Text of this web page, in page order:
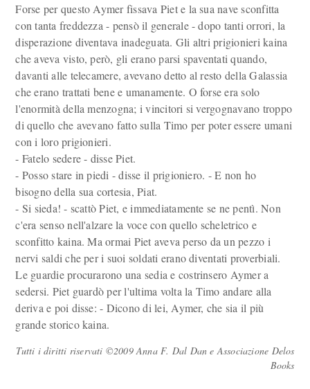
Forse per questo Aymer fissava Piet e la sua nave sconfitta
con tanta freddezza - pensò il generale - dopo tanti orrori, la
disperazione diventava inadeguata. Gli altri prigionieri kaina
che aveva visto, però, gli erano parsi spaventati quando,
davanti alle telecamere, avevano detto al resto della Galassia
che erano trattati bene e umanamente. O forse era solo
l'enormità della menzogna; i vincitori si vergognavano troppo
di quello che avevano fatto sulla Timo per poter essere umani
con i loro prigionieri.
- Fatelo sedere - disse Piet.
- Posso stare in piedi - disse il prigioniero. - E non ho
bisogno della sua cortesia, Piat.
- Si sieda! - scattò Piet, e immediatamente se ne pentì. Non
c'era senso nell'alzare la voce con quello scheletrico e
sconfitto kaina. Ma ormai Piet aveva perso da un pezzo i
nervi saldi che per i suoi soldati erano diventati proverbiali.
Le guardie procurarono una sedia e costrinsero Aymer a
sedersi. Piet guardò per l'ultima volta la Timo andare alla
deriva e poi disse: - Dicono di lei, Aymer, che sia il più
grande storico kaina.
Tutti i diritti riservati ©2009 Anna F. Dal Dan e Associazione Delos
Books